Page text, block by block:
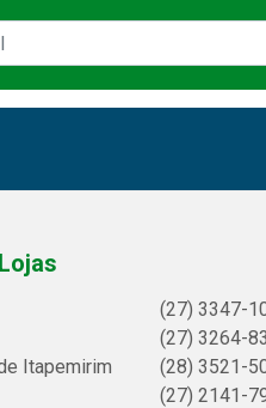
(27) 3347-
(27) 3264-
Itapemirim
(28) 3521-
(27) 2141-